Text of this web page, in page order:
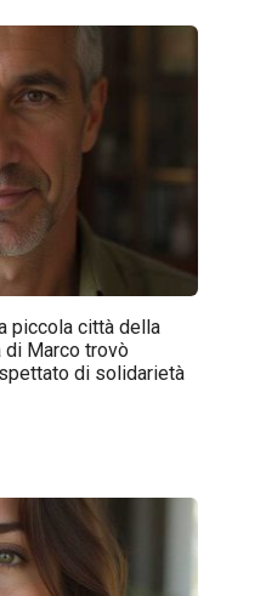
piccola città della
di Marco trovò
di solidarietà